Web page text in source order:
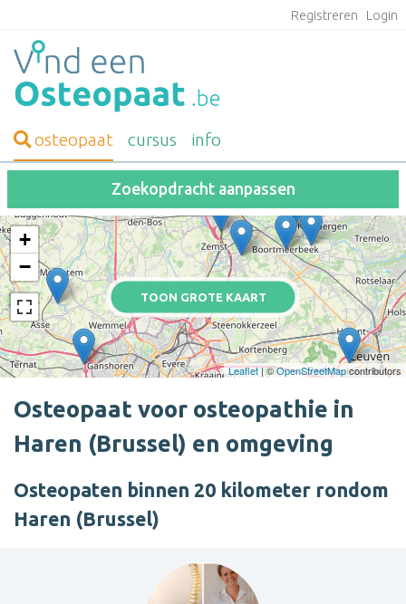
Registreren Login
osteopaat cursus info
Zoekopdracht aanpassen
TOON GROTE KAART
+
−
Leaflet| ©OpenStreetMapcontributors
Osteopaat voor osteopathie in
Haren (Brussel) en omgeving
Osteopaten binnen 20 kilometer rondom
Haren (Brussel)